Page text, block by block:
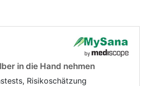
in die Hand nehmen
Risikoschätzung